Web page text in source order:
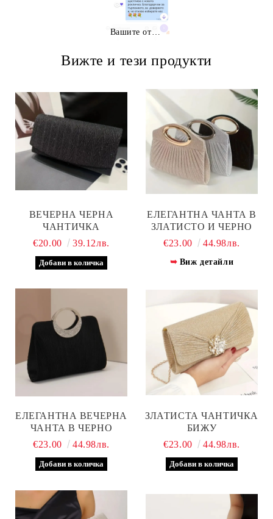
Вижте и тези продукти
ВЕЧЕРНА ЧЕРНА
ЧАНТИЧКА
€20.00
39.12лв.
ЕЛЕГАНТНА ЧАНТА В
ЗЛАТИСТО И ЧЕРНО
€23.00
44.98лв.
Виж детайли
ЕЛЕГАНТНА ВЕЧЕРНА
ЧАНТА В ЧЕРНО
€23.00
44.98лв.
ЗЛАТИСТА ЧАНТИЧКА
БИЖУ
€23.00
44.98лв.